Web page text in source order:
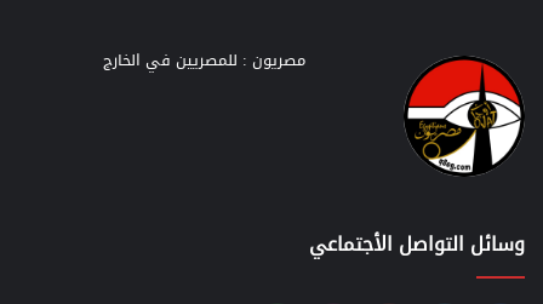
مصريون : للمصريين في الخارج
وسائل التواصل الأجتماعي